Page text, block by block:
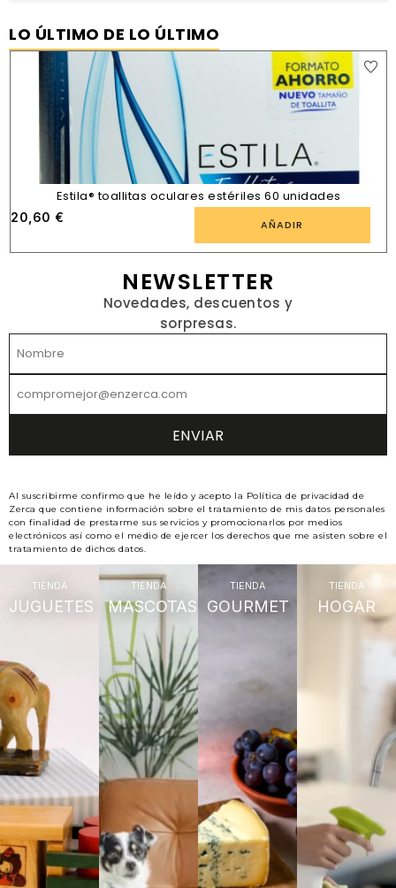
LO ÚLTIMO DE LO ÚLTIMO
Estila® toallitas oculares estériles 60 unidades
20,60 € AÑADIR
NEWSLETTER
Novedades, descuentos y
sorpresas.
Al suscribirme confirmo que he leído y acepto la Política de privacidad de
Zerca que contiene información sobre el tratamiento de mis datos personales
con finalidad de prestarme sus servicios y promocionarlos por medios
electrónicos así como el medio de ejercer los derechos que me asisten sobre el
tratamiento de dichos datos.
TIENDA
JUGUETES
TIENDA
MASCOTAS
TIENDA
GOURMET
TIENDA
HOGAR